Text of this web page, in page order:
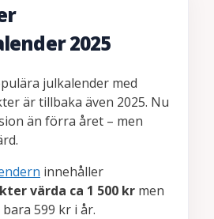
2025
julkalender med
är tillbaka även 2025. Nu
än förra året – men
innehåller
värda ca 1 500 kr men
599 kr i år.